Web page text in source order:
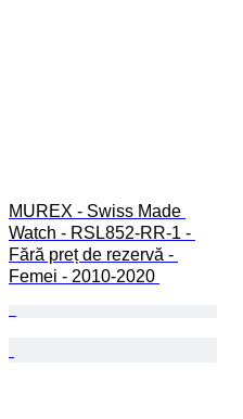
MUREX - Swiss Made
Watch - RSL852-RR-1 -
Fără preț de rezervă -
Femei - 2010-2020